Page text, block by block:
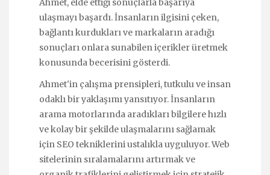
Ahmet, elde ettiği sonuçlarla başarıya
ulaşmayı başardı. İnsanların ilgisini çeken,
bağlantı kurdukları ve markaların aradığı
sonuçları onlara sunabilen içerikler üretmek
konusunda becerisini gösterdi.
Ahmet'in çalışma prensipleri, tutkulu ve insan
odaklı bir yaklaşımı yansıtıyor. İnsanların
arama motorlarında aradıkları bilgilere hızlı
ve kolay bir şekilde ulaşmalarını sağlamak
için SEO tekniklerini ustalıkla uyguluyor. Web
sitelerinin sıralamalarını artırmak ve